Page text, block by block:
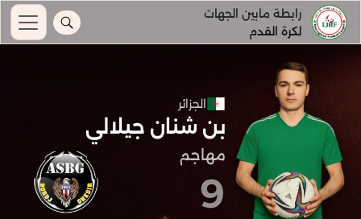
رابطة مابين الجهات
لكرة القدم
الجزائر
بن شنان جيلالي
مهاجم
9